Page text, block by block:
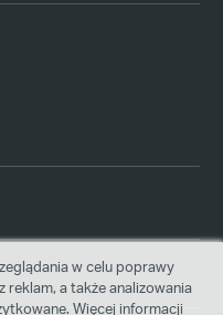
w celu poprawy
a także analizowania
Więcej informacji